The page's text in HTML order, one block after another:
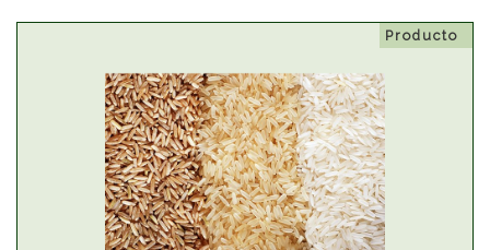
Producto